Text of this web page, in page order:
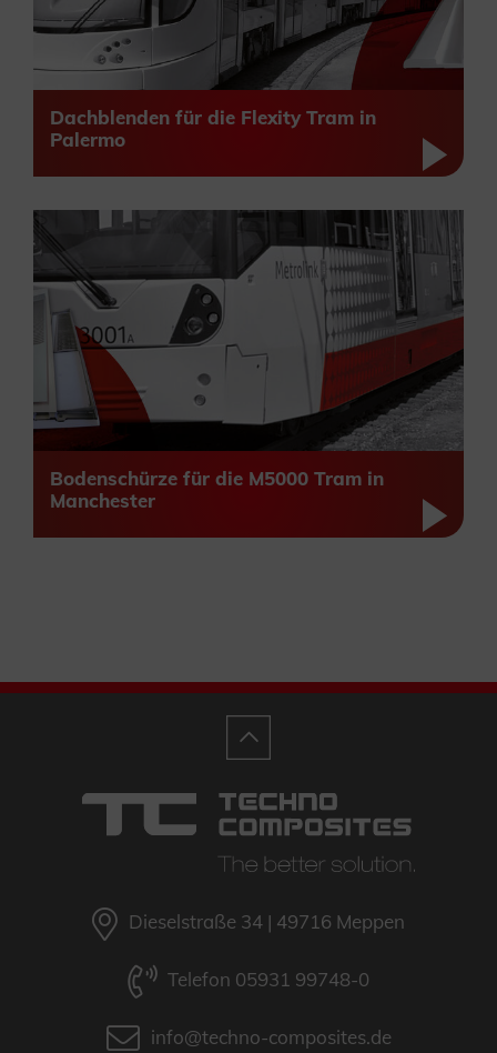
Dachblenden für die Flexity Tram in
Palermo
Bodenschürze für die M5000 Tram in
Manchester
Dieselstraße 34 | 49716 Meppen
Telefon 05931 99748-0
info@techno-composites.de